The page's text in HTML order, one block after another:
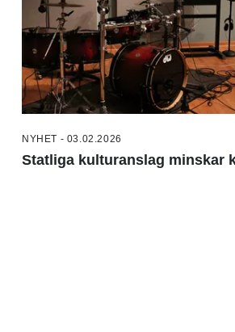
NYHET - 03.02.2026
Statliga kulturanslag minskar